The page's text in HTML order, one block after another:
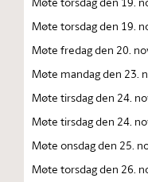
Møte torsdag den 19.
Møte fredag den 20.
Møte mandag den 23.
Møte tirsdag den 24.
Møte tirsdag den 24.
Møte onsdag den 25.
Møte torsdag den 26.